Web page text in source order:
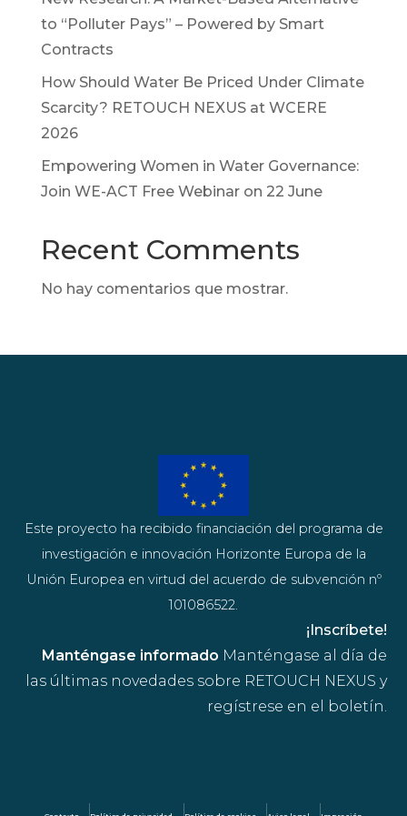
to “Polluter Pays” – Powered by Smart
Contracts
How Should Water Be Priced Under Climate
Scarcity? RETOUCH NEXUS at WCERE
2026
Empowering Women in Water Governance:
Join WE-ACT Free Webinar on 22 June
Recent Comments
No hay comentarios que mostrar.
Manténgase informado Manténgase al día de
las últimas novedades sobre RETOUCH NEXUS y
regístrese en el boletín.
¡Inscríbete!
Este proyecto ha recibido financiación del programa de
investigación e innovación Horizonte Europa de la
Unión Europea en virtud del acuerdo de subvención nº
101086522.